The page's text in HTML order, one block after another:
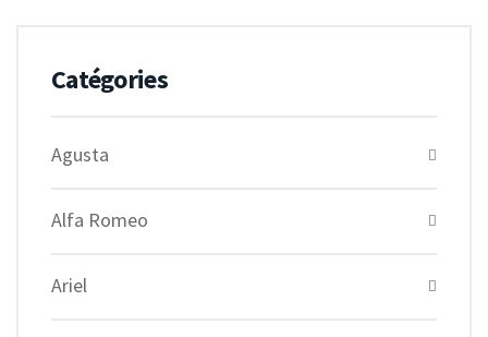
Catégories
Agusta
Alfa Romeo
Ariel